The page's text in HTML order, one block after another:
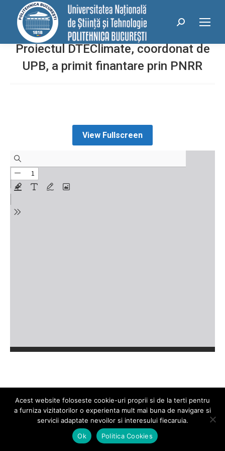
conținut
Search:
Proiectul DTEClimate, coordonat de
UPB, a primit finantare prin PNRR
View Fullscreen
2026 © Universitatea POLITEHNICA București
Universitate
Acest website foloseste cookie-uri proprii si de la terti pentru
a furniza vizitatorilor o experienta mult mai buna de navigare si
servicii adaptate nevoilor si interesului fiecaruia.
Ok
Politica Cookies